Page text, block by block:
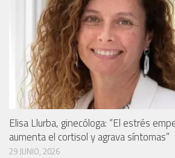
Elisa Llurba, ginecóloga: “El estrés
aumenta el cortisol y agrava síntomas”
29 JUNIO, 2026